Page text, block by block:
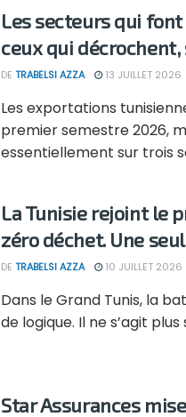
Les secteurs qui
ceux qui décrochent,
DE TRABELSI AZZA 13 JUILLET 2026
Les exportations
premier semestre 2026,
essentiellement sur trois
La Tunisie rejoint le
zéro déchet. Une
DE TRABELSI AZZA 10 JUILLET 2026
Dans le Grand Tunis, la
de logique. Il ne s’agit
Star Assurances